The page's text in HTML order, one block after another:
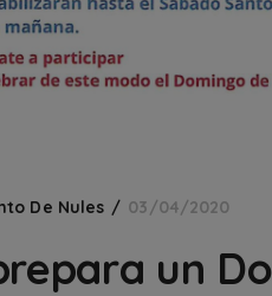
De Nules 03/04/2020
un